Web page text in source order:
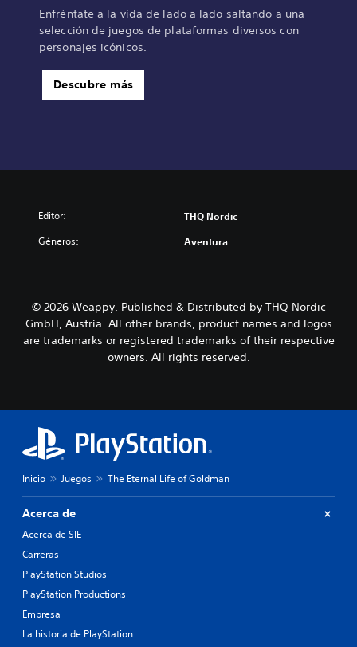
Enfréntate a la vida de lado a lado saltando a una
selección de juegos de plataformas diversos con
personajes icónicos.
Descubre más
Editor: THQ Nordic
Géneros: Aventura
© 2026 Weappy. Published & Distributed by THQ Nordic
GmbH, Austria. All other brands, product names and logos
are trademarks or registered trademarks of their respective
owners. All rights reserved.
Inicio Juegos The Eternal Life of Goldman
Acerca de
Acerca de SIE
Carreras
PlayStation Studios
PlayStation Productions
Empresa
La historia de PlayStation